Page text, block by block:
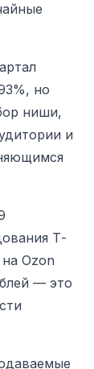
но
ниши,
и
Т-
Ozon
— это